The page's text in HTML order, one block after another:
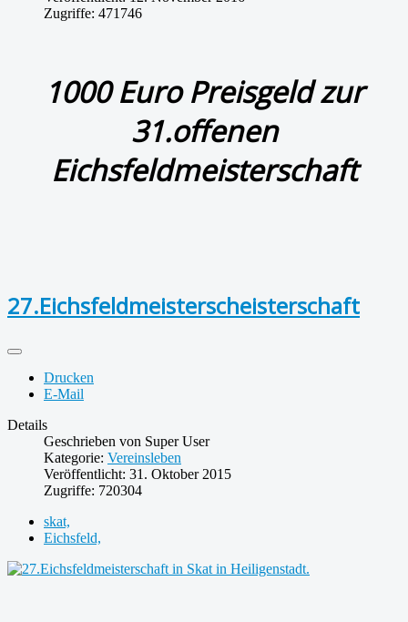
Zugriffe: 471746
1000 Euro Preisgeld zur
31.offenen
Eichsfeldmeisterschaft
27.Eichsfeldmeisterscheisterschaft
Drucken
E-Mail
Details
Geschrieben von Super User
Kategorie: Vereinsleben
Veröffentlicht: 31. Oktober 2015
Zugriffe: 720304
skat,
Eichsfeld,